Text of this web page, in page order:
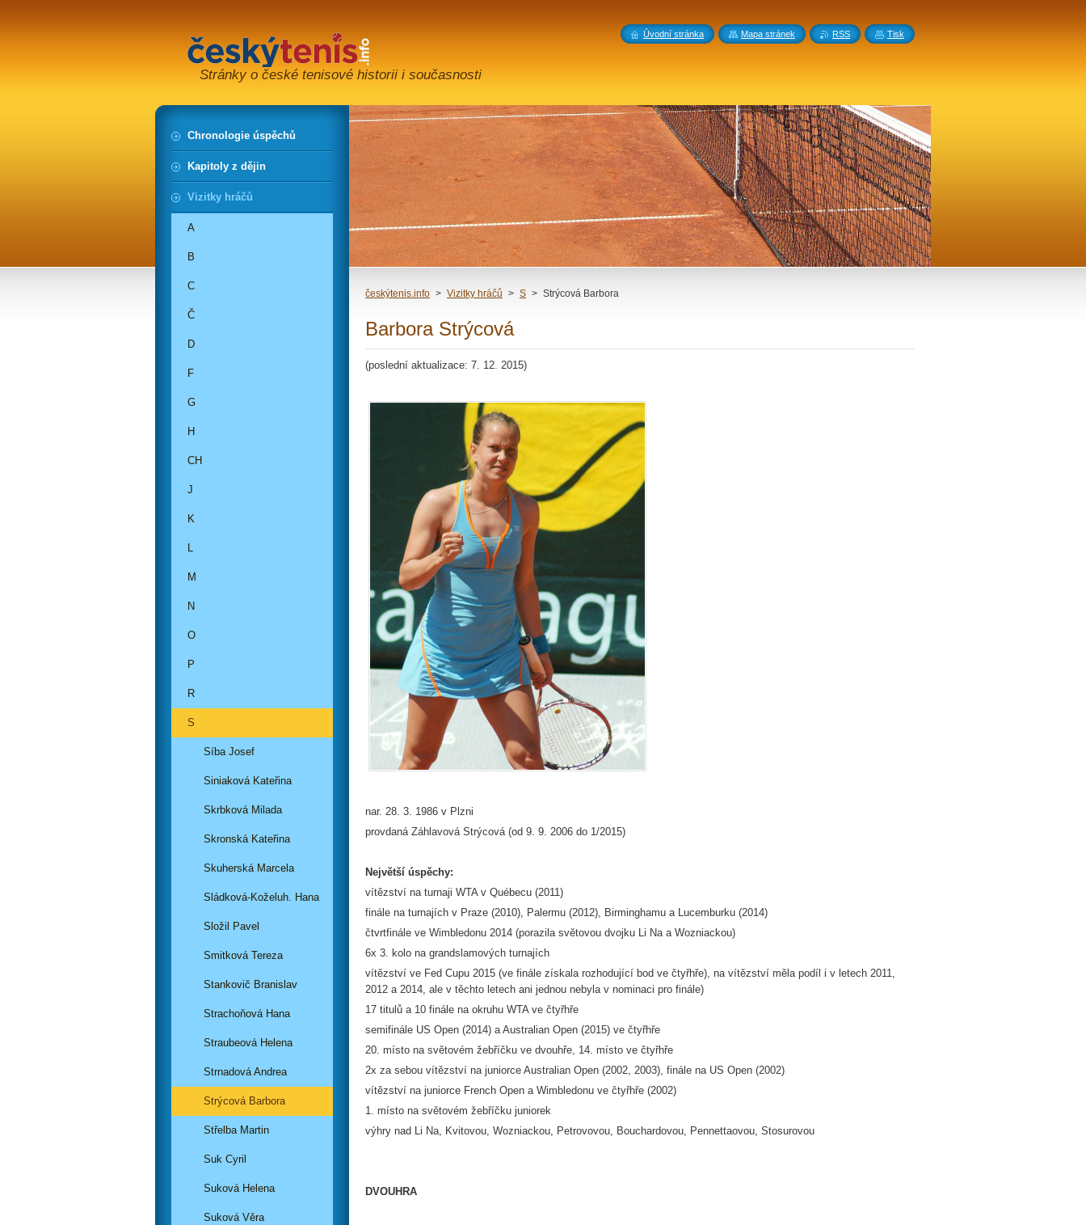
Stránky o české tenisové historii i současnosti
českýtenis.info > Vizitky hráčů > S > Strýcová Barbora
Barbora Strýcová
(poslední aktualizace: 7. 12. 2015)
nar. 28. 3. 1986 v Plzni
provdaná Záhlavová Strýcová (od 9. 9. 2006 do 1/2015)
Největší úspěchy:
vítězství na turnaji WTA v Québecu (2011)
finále na turnajích v Praze (2010), Palermu (2012), Birminghamu a Lucemburku (2014)
čtvrtfinále ve Wimbledonu 2014 (porazila světovou dvojku Li Na a Wozniackou)
6x 3. kolo na grandslamových turnajích
vítězství ve Fed Cupu 2015 (ve finále získala rozhodující bod ve čtyřhře), na vítězství měla podíl i v letech 2011,
2012 a 2014, ale v těchto letech ani jednou nebyla v nominaci pro finále)
17 titulů a 10 finále na okruhu WTA ve čtyřhře
semifinále US Open (2014) a Australian Open (2015) ve čtyřhře
20. místo na světovém žebříčku ve dvouhře, 14. místo ve čtyřhře
2x za sebou vítězství na juniorce Australian Open (2002, 2003), finále na US Open (2002)
vítězství na juniorce French Open a Wimbledonu ve čtyřhře (2002)
1. místo na světovém žebříčku juniorek
výhry nad Li Na, Kvitovou, Wozniackou, Petrovovou, Bouchardovou, Pennettaovou, Stosurovou
DVOUHRA
Chronologie úspěchů
Kapitoly z dějin
Vizitky hráčů
A
B
C
Č
D
F
G
H
CH
J
K
L
M
N
O
P
R
S
Síba Josef
Siniaková Kateřina
Skrbková Milada
Skronská Kateřina
Skuherská Marcela
Sládková-Koželuh. Hana
Složil Pavel
Smitková Tereza
Stankovič Branislav
Strachoňová Hana
Straubeová Helena
Strnadová Andrea
Strýcová Barbora
Střelba Martin
Suk Cyril
Suková Helena
Suková Věra
Úvodní stránka Mapa stránek RSS Tisk